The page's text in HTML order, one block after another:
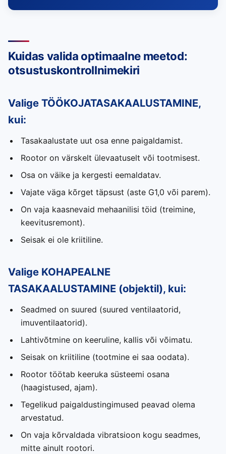
Kuidas valida optimaalne meetod:
otsustuskontrollnimekiri
Valige TÖÖKOJATASAKAALUSTAMINE,
kui:
Tasakaalustate uut osa enne paigaldamist.
Rootor on värskelt ülevaatuselt või tootmisest.
Osa on väike ja kergesti eemaldatav.
Vajate väga kõrget täpsust (aste G1,0 või parem).
On vaja kaasnevaid mehaanilisi töid (treimine,
keevitusremont).
Seisak ei ole kriitiline.
Valige KOHAPEALNE
TASAKAALUSTAMINE (objektil), kui:
Seadmed on suured (suured ventilaatorid,
imuventilaatorid).
Lahtivõtmine on keeruline, kallis või võimatu.
Seisak on kriitiline (tootmine ei saa oodata).
Rootor töötab keeruka süsteemi osana
(haagistused, ajam).
Tegelikud paigaldustingimused peavad olema
arvestatud.
On vaja kõrvaldada vibratsioon kogu seadmes,
mitte ainult rootori.